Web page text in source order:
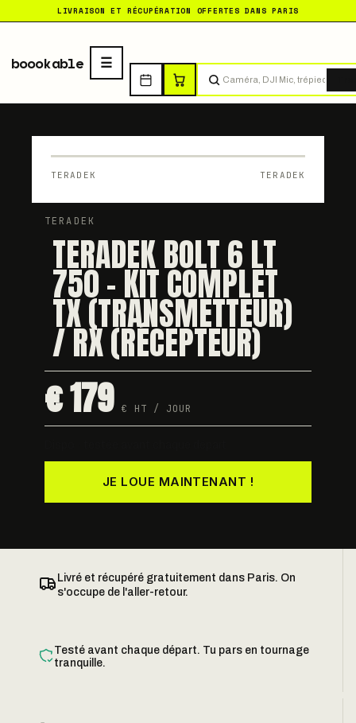
LIVRAISON ET RÉCUPÉRATION OFFERTES DANS PARIS
boookable
TERADEK TERADEK
TERADEK
TERADEK BOLT 6 LT
750 - KIT COMPLET
TX (TRANSMETTEUR)
/ RX (RÉCEPTEUR)
€ 179 € HT / JOUR
JE LOUE MAINTENANT !
Livré et récupéré gratuitement dans Paris. On
s'occupe de l'aller-retour.
Testé avant chaque départ. Tu pars en tournage
tranquille.